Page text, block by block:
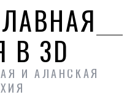
В 3D
И АЛАНСКАЯ